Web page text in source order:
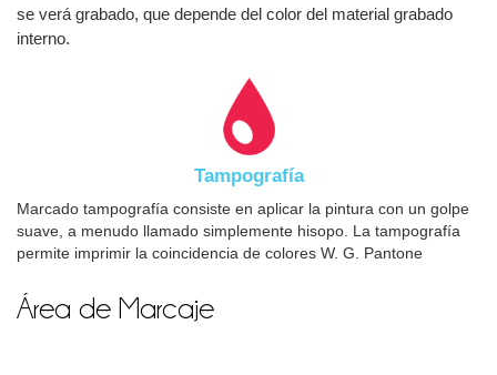
se verá grabado, que depende del color del material grabado
interno.
Tampografía
Marcado tampografía consiste en aplicar la pintura con un golpe
suave, a menudo llamado simplemente hisopo. La tampografía
permite imprimir la coincidencia de colores W. G. Pantone
Área de Marcaje